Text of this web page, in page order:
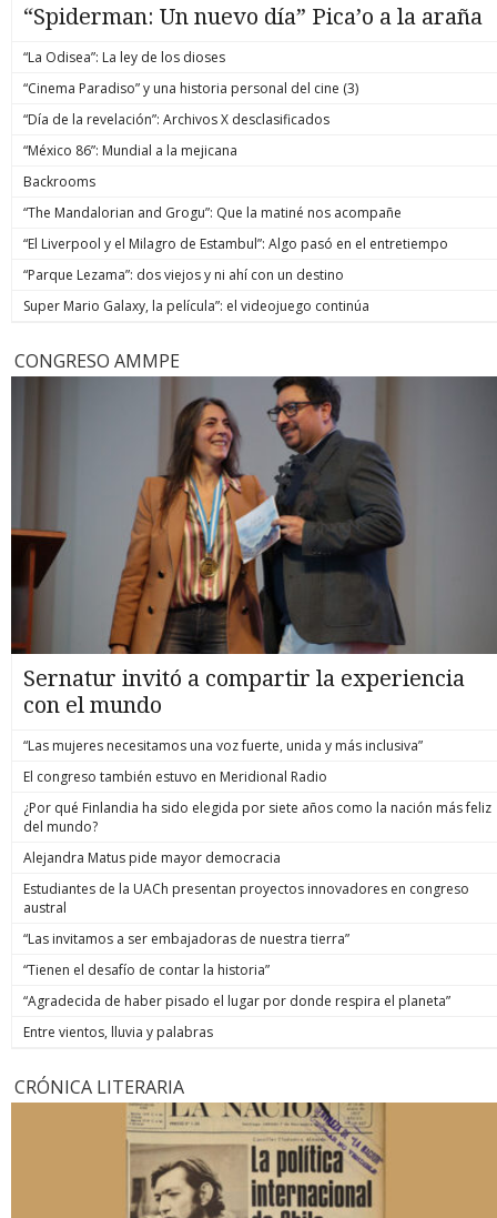
“Spiderman: Un nuevo día” Pica’o a la araña
“La Odisea”: La ley de los dioses
“Cinema Paradiso” y una historia personal del cine (3)
“Día de la revelación”: Archivos X desclasificados
“México 86”: Mundial a la mejicana
Backrooms
“The Mandalorian and Grogu”: Que la matiné nos acompañe
“El Liverpool y el Milagro de Estambul”: Algo pasó en el entretiempo
“Parque Lezama”: dos viejos y ni ahí con un destino
Super Mario Galaxy, la película”: el videojuego continúa
CONGRESO AMMPE
Sernatur invitó a compartir la experiencia
con el mundo
“Las mujeres necesitamos una voz fuerte, unida y más inclusiva”
El congreso también estuvo en Meridional Radio
¿Por qué Finlandia ha sido elegida por siete años como la nación más feliz
del mundo?
Alejandra Matus pide mayor democracia
Estudiantes de la UACh presentan proyectos innovadores en congreso
austral
“Las invitamos a ser embajadoras de nuestra tierra”
“Tienen el desafío de contar la historia”
“Agradecida de haber pisado el lugar por donde respira el planeta”
Entre vientos, lluvia y palabras
CRÓNICA LITERARIA